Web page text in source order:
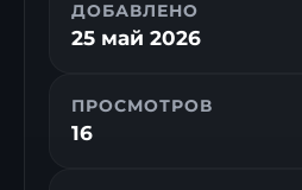
ДОБАВЛЕНО
25 май 2026
ПРОСМОТРОВ
16